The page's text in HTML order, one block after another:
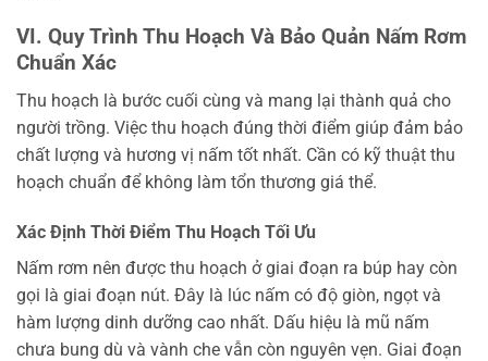
VI. Quy Trình Thu Hoạch Và Bảo Quản Nấm Rơm
Chuẩn Xác
Thu hoạch là bước cuối cùng và mang lại thành quả cho
người trồng. Việc thu hoạch đúng thời điểm giúp đảm bảo
chất lượng và hương vị nấm tốt nhất. Cần có kỹ thuật thu
hoạch chuẩn để không làm tổn thương giá thể.
Xác Định Thời Điểm Thu Hoạch Tối Ưu
Nấm rơm nên được thu hoạch ở giai đoạn ra búp hay còn
gọi là giai đoạn nút. Đây là lúc nấm có độ giòn, ngọt và
hàm lượng dinh dưỡng cao nhất. Dấu hiệu là mũ nấm
chưa bung dù và vành che vẫn còn nguyên vẹn. Giai đoạn